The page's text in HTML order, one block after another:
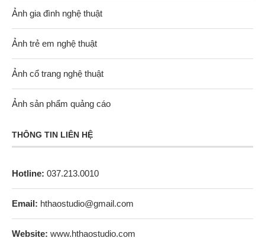
Ảnh gia đình nghệ thuật
Ảnh trẻ em nghệ thuật
Ảnh cổ trang nghệ thuật
Ảnh sản phẩm quảng cáo
THÔNG TIN LIÊN HỆ
Hotline: 037.213.0010
Email: hthaostudio@gmail.com
Website: www.hthaostudio.com